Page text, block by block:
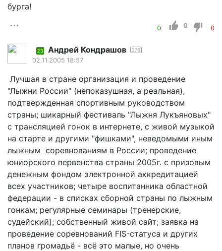
бурга!
0 0 0
23 Андрей Кондрашов 276
02.11.2005 18:57
Лучшая в стране организация и проведение
"Лыжни России" (непоказушная, а реальная),
подтвержденная спортивным руководством
страны; шикарный фестиваль "Лыжня Лукъяновых"
с трансляцией гонок в интернете, с живой музыкой
на старте и другими "фишками", неведомыми иным
лыжным соревнованиям в России; проведение
юниорского первенства страны 2005г. с призовым
денежным фондом электронной аккредитацией
всех участников; четыре воспитанника областной
федерации - в списках сборной страны по лыжным
гонкам; регулярные семинары (тренерские,
судейский); собственный живой сайт; заявка на
проведение соревнований FIS-статуса и других
планов громадьё - всё это малые, но очень